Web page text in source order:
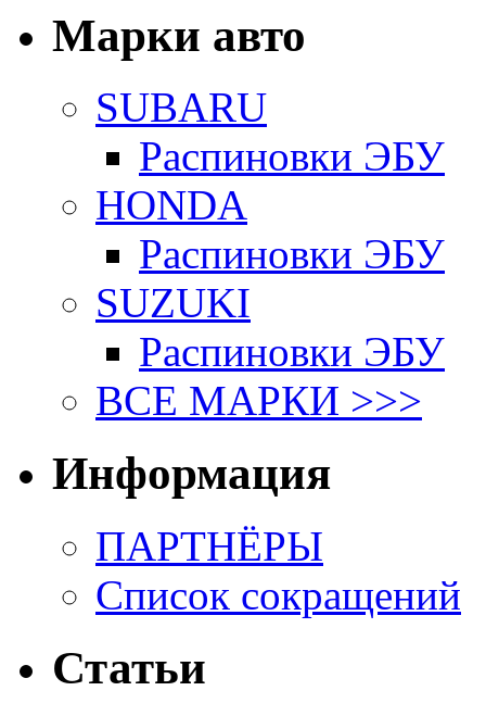
Марки авто
SUBARU
Распиновки ЭБУ
HONDA
Распиновки ЭБУ
SUZUKI
Распиновки ЭБУ
ВСЕ МАРКИ >>>
Информация
ПАРТНЁРЫ
Список сокращений
Статьи